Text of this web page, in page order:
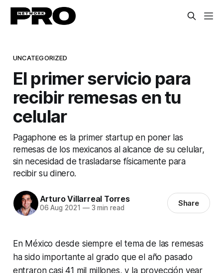
UNCATEGORIZED
El primer servicio para
recibir remesas en tu
celular
Pagaphone es la primer startup en poner las
remesas de los mexicanos al alcance de su celular,
sin necesidad de trasladarse físicamente para
recibir su dinero.
Arturo Villarreal Torres
06 Aug 2021 —3 min read Share
En México desde siempre el tema de las remesas
ha sido importante al grado que el año pasado
entraron casi 41 mil millones, y la proyección year